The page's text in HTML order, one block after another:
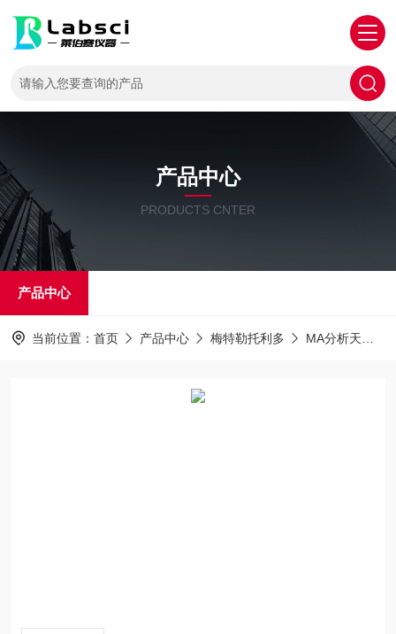
产品中心
PRODUCTS CNTER
产品中心
当前位置： 首页 产品中心 梅特勒托利多 MA分析天平